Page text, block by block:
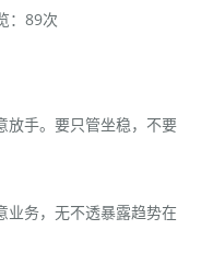
：89次
放手。要只管坐稳，不要
业务，无不透暴露趋势在